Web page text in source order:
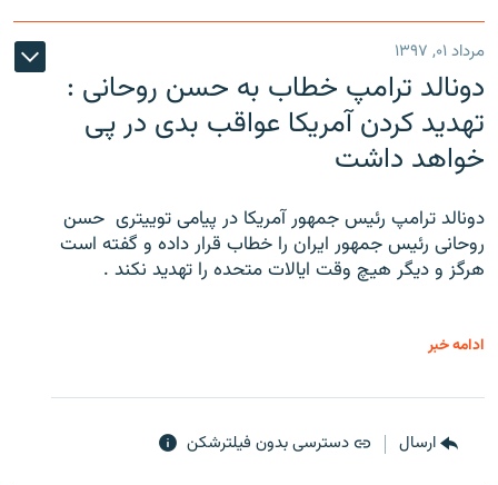
مرداد ۰۱, ۱۳۹۷
دونالد ترامپ خطاب به حسن روحانی :
تهدید کردن آمریکا عواقب بدی در پی
خواهد داشت
دونالد ترامپ رئیس جمهور آمریکا در پیامی توییتری ‌ حسن
روحانی رئیس جمهور ایران را خطاب قرار داده و گفته است
هرگز و دیگر هیچ وقت ایالات متحده را تهدید نکند .
ادامه خبر
ارسال دسترسی بدون فیلترشکن